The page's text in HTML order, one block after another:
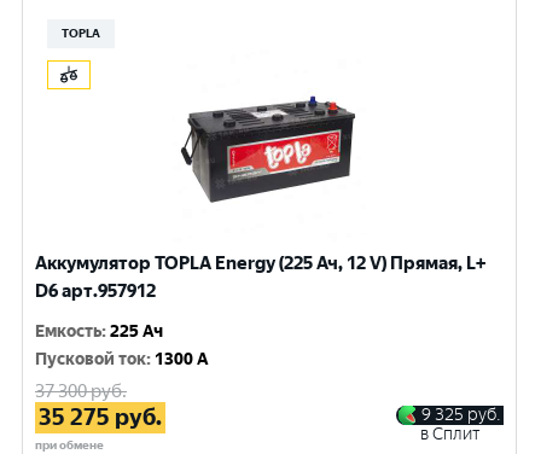
TOPLA
Аккумулятор TOPLA Energy (225 Ач, 12 V) Прямая, L+
D6 арт.957912
Емкость:225 Ач
Пусковой ток: 1300 A
37 300руб.
35 275 руб.
при обмене
9 325 руб.
в Сплит